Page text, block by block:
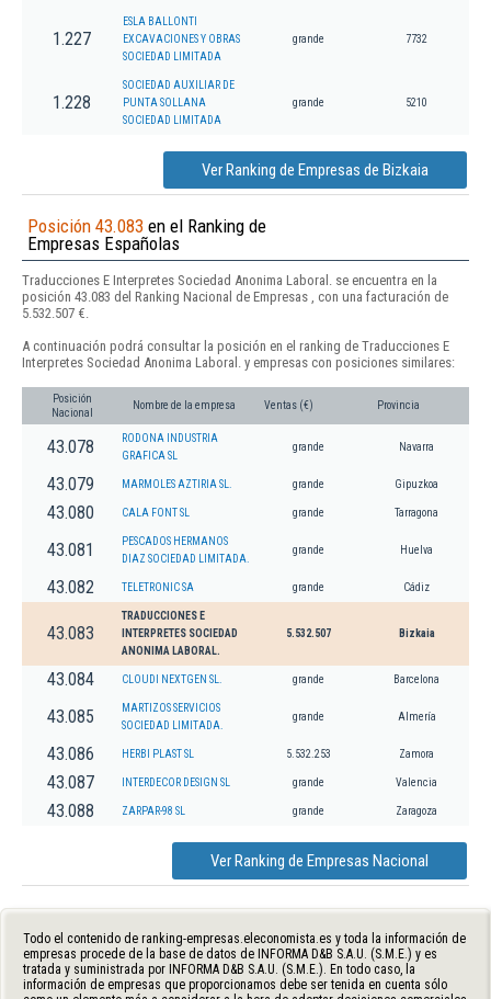
1.227
ESLA BALLONTI
EXCAVACIONES Y OBRAS
SOCIEDAD LIMITADA
grande 7732
1.228
SOCIEDAD AUXILIAR DE
PUNTA SOLLANA
SOCIEDAD LIMITADA
grande 5210
Ver Ranking de Empresas de Bizkaia
Posición 43.083 en el Ranking de
Empresas Españolas
Traducciones E Interpretes Sociedad Anonima Laboral. se encuentra en la
posición 43.083 del Ranking Nacional de Empresas , con una facturación de
5.532.507 €.
A continuación podrá consultar la posición en el ranking de Traducciones E
Interpretes Sociedad Anonima Laboral. y empresas con posiciones similares:
Posición
Nacional
Nombre de la empresa Ventas (€) Provincia
43.078
RODONA INDUSTRIA
GRAFICA SL
grande Navarra
43.079 MARMOLES AZTIRIA SL. grande Gipuzkoa
43.080 CALA FONT SL grande Tarragona
43.081
PESCADOS HERMANOS
DIAZ SOCIEDAD LIMITADA.
grande Huelva
43.082 TELETRONIC SA grande Cádiz
43.083
TRADUCCIONES E
INTERPRETES SOCIEDAD
ANONIMA LABORAL.
5.532.507 Bizkaia
43.084 CLOUDI NEXTGEN SL. grande Barcelona
43.085
MARTIZOS SERVICIOS
SOCIEDAD LIMITADA.
grande Almería
43.086 HERBI PLAST SL 5.532.253 Zamora
43.087 INTERDECOR DESIGN SL grande Valencia
43.088 ZARPAR-98 SL grande Zaragoza
Ver Ranking de Empresas Nacional
Todo el contenido de ranking-empresas.eleconomista.es y toda la información de
empresas procede de la base de datos de INFORMA D&B S.A.U. (S.M.E.) y es
tratada y suministrada por INFORMA D&B S.A.U. (S.M.E.). En todo caso, la
información de empresas que proporcionamos debe ser tenida en cuenta sólo